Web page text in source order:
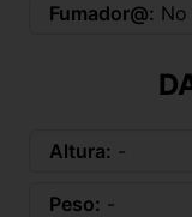
Fumador@: No
Altura: -
Peso: -